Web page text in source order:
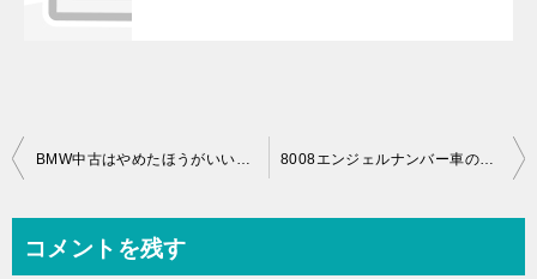
投
ビ
BMW中古はやめたほうがいい？買って後悔しないための現実と選び方をやさしく解説 8008エンジェルナンバー車の意味｜不安な噂の真相と前兆・恋愛サインをやさしく解説
コメントを残す